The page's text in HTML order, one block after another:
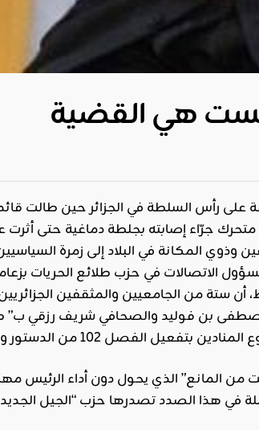
ليست هي القضية
على رأس السلطة في الجزائر حين طالت
جرّاء إصابته بجلطة دماغية حتى أثرت
المكانة في البلاد إلى زمرة
الاتصالات في حزب طلائع الحريات
ستة من الجامعيين والمثقفين
بن فوليد والصحافي شريف رزقي ب”
من المانع” الذي يحول دون أداء الرئيس